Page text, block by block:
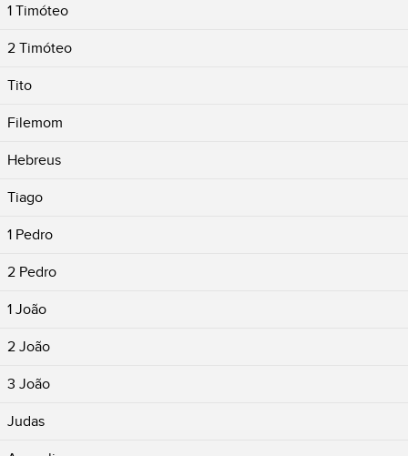
1 Timóteo
2 Timóteo
Tito
Filemom
Hebreus
Tiago
1 Pedro
2 Pedro
1 João
2 João
3 João
Judas